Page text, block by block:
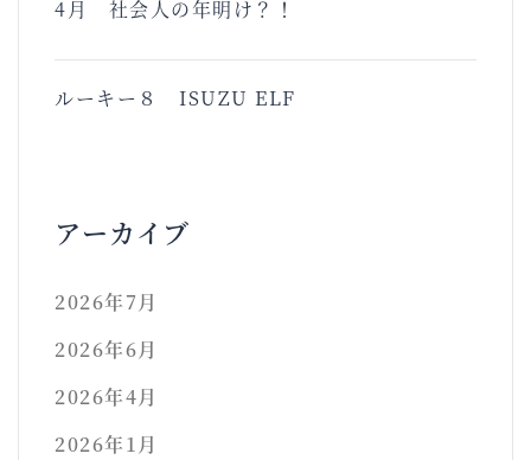
4月 社会人の年明け？！
ルーキー８ ISUZU ELF
アーカイブ
2026年7月
2026年6月
2026年4月
2026年1月